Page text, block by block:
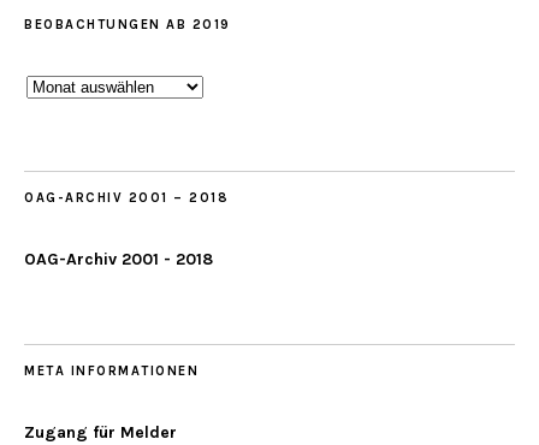
BEOBACHTUNGEN AB 2019
Beobachtungen
OAG-ARCHIV 2001 – 2018
OAG-Archiv 2001 - 2018
META INFORMATIONEN
Zugang für Melder